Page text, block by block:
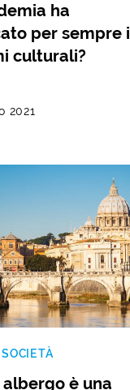
ha
per sempre i
culturali?
2021
è una